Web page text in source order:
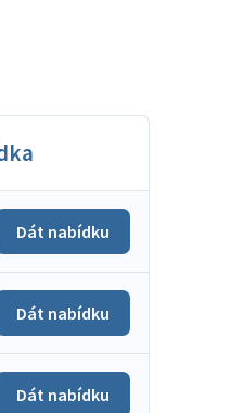
Dát nabídku
Dát nabídku
Dát nabídku